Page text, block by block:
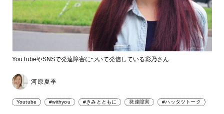
YouTubeやSNSで発達障害について発信している彩乃さん
河原夏季
Youtube #withyou #きみとともに 発達障害 #ハッタツトーク